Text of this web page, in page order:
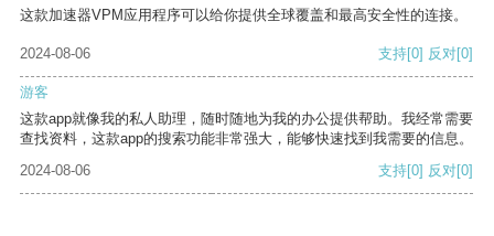
这款加速器VPM应用程序可以给你提供全球覆盖和最高安全性的连接。
2024-08-06 支持[0] 反对[0]
游客
这款app就像我的私人助理，随时随地为我的办公提供帮助。我经常需要
查找资料，这款app的搜索功能非常强大，能够快速找到我需要的信息。
2024-08-06
支持[0] 反对[0]